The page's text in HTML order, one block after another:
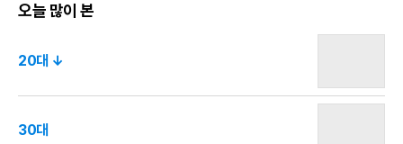
오늘 많이 본
20대 ↓
30대